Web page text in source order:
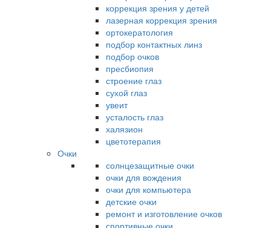
коррекция зрения у детей
лазерная коррекция зрения
ортокератология
подбор контактных линз
подбор очков
пресбиопия
строение глаз
сухой глаз
увеит
усталость глаз
халязион
цветотерапия
Очки
солнцезащитные очки
очки для вождения
очки для компьютера
детские очки
ремонт и изготовление очков